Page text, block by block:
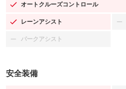
オートクルーズコントロール
：装備あり
レーンアシスト
：装備あり
パークアシスト
：装備なし
安全装備